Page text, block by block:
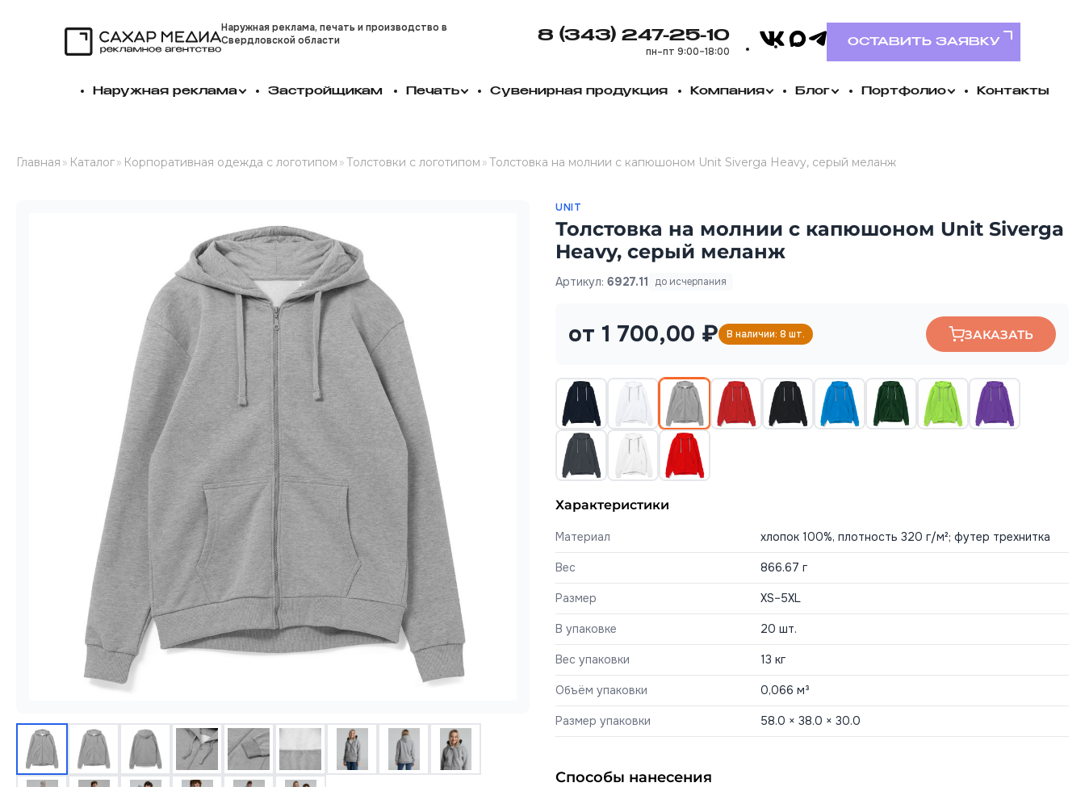
Наружная реклама, печать и производство в
Свердловской области
8 (343) 247-25-10
пн–пт 9:00–18:00
VK MAXTelegramОСТАВИТЬ ЗАЯВКУ
Наружная реклама Застройщикам Печать Сувенирная продукция Компания Блог Портфолио Контакты
Главная » Каталог» Корпоративная одежда с логотипом »Толстовки с логотипом »Толстовка на молнии с капюшоном Unit Siverga Heavy, серый меланж
UNIT
Толстовка на молнии с капюшоном Unit Siverga
Heavy, серый меланж
Артикул: 6927.11 до исчерпания
от 1 700,00 ₽ В наличии: 8 шт. ЗАКАЗАТЬ
Характеристики
Материал хлопок 100%, плотность 320 г/м²; футер трехнитка
Вес 866.67 г
Размер XS–5XL
В упаковке 20 шт.
Вес упаковки 13 кг
Объём упаковки 0,066 м³
Размер упаковки 58.0 × 38.0 × 30.0
Способы нанесения